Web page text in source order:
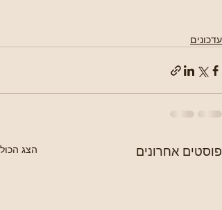
עדכונים
פוסטים אחרונים הצג הכול